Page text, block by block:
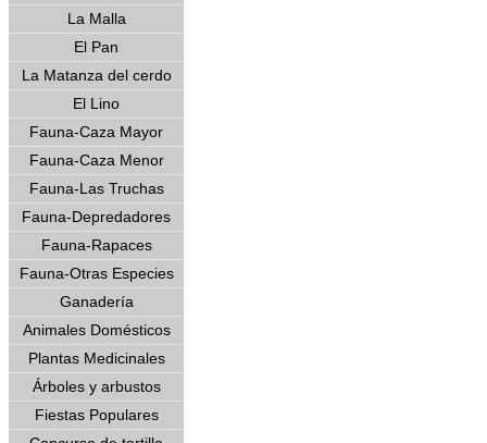
La Malla
El Pan
La Matanza del cerdo
El Lino
Fauna-Caza Mayor
Fauna-Caza Menor
Fauna-Las Truchas
Fauna-Depredadores
Fauna-Rapaces
Fauna-Otras Especies
Ganadería
Animales Domésticos
Plantas Medicinales
Árboles y arbustos
Fiestas Populares